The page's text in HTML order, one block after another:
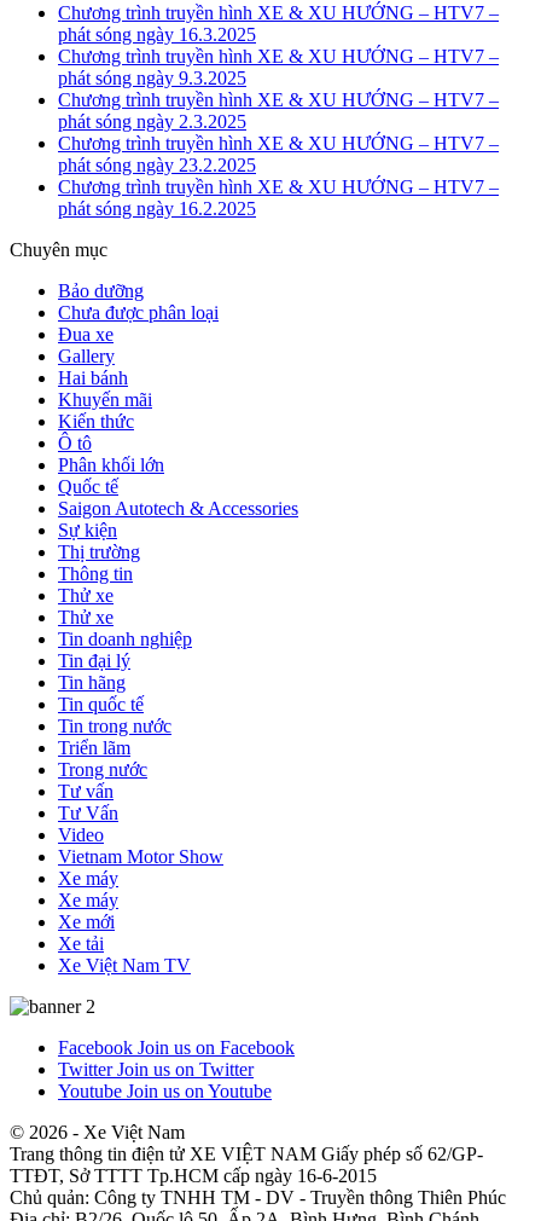
Chương trình truyền hình XE & XU HƯỚNG – HTV7 –
phát sóng ngày 16.3.2025
Chương trình truyền hình XE & XU HƯỚNG – HTV7 –
phát sóng ngày 9.3.2025
Chương trình truyền hình XE & XU HƯỚNG – HTV7 –
phát sóng ngày 2.3.2025
Chương trình truyền hình XE & XU HƯỚNG – HTV7 –
phát sóng ngày 23.2.2025
Chương trình truyền hình XE & XU HƯỚNG – HTV7 –
phát sóng ngày 16.2.2025
Chuyên mục
Bảo dưỡng
Chưa được phân loại
Đua xe
Gallery
Hai bánh
Khuyến mãi
Kiến thức
Ô tô
Phân khối lớn
Quốc tế
Saigon Autotech & Accessories
Sự kiện
Thị trường
Thông tin
Thử xe
Thử xe
Tin doanh nghiệp
Tin đại lý
Tin hãng
Tin quốc tế
Tin trong nước
Triển lãm
Trong nước
Tư vấn
Tư Vấn
Video
Vietnam Motor Show
Xe máy
Xe máy
Xe mới
Xe tải
Xe Việt Nam TV
Facebook Join us on Facebook
Twitter Join us on Twitter
Youtube Join us on Youtube
© 2026 - Xe Việt Nam
Trang thông tin điện tử XE VIỆT NAM Giấy phép số 62/GP-
TTĐT, Sở TTTT Tp.HCM cấp ngày 16-6-2015
Chủ quản: Công ty TNHH TM - DV - Truyền thông Thiên Phúc